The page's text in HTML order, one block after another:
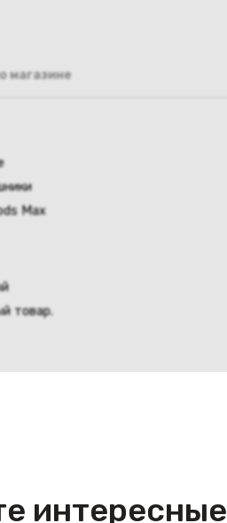
интересные
магазине
Max
товар.